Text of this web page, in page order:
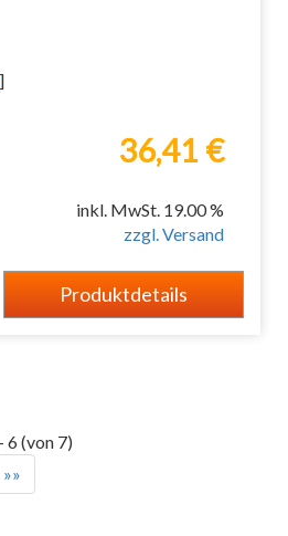
]
36,41 €
inkl. MwSt. 19.00 %
zzgl. Versand
Produktdetails
6 (von 7)
»»